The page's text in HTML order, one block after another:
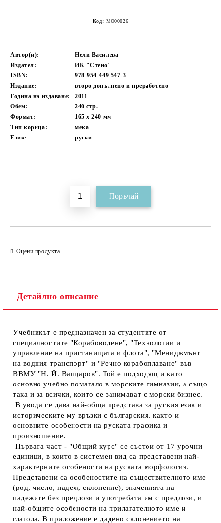
Код: MO00026
Автор(и):
Нели Василева
Издател:
ИК "Стено"
ISBN:
978-954-449-547-3
Издание:
второ допълнено и преработено
Година на издаване:
2011
Обем:
240стр.
Формат:
165 x 240 мм
Тип корица:
мека
Език:
руски
Оцени продукта
Детайлно описание
Учебникът е предназначен за студентите от
специалностите "Корабоводене", "Технологии и
управление на пристанищата и флота", "Мениджмънт
на водния транспорт" и "Речно корабоплаване" във
ВВМУ "Н. Й. Вапцаров". Той е подходящ и като
основно учебно помагало в морските гимназии, а също
така и за всички, които се занимават с морски бизнес.
В увода се дава най-обща представа за руския език и
историческите му връзки с българския, както и
основните особености на руската графика и
произношение.
Първата част - "Общий курс" се състои от 17 урочни
единици, в които в системен вид са представени най-
характерните особености на руската морфология.
Представени са особеностите на съществителното име
(род, число, падеж, склонение), значенията на
падежите без предлози и употребата им с предлози, и
най-общите особености на прилагателното име и
глагола. В приложение е дадено склонението на